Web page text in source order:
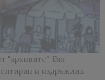
"архивите". Бях
и издръжлив.